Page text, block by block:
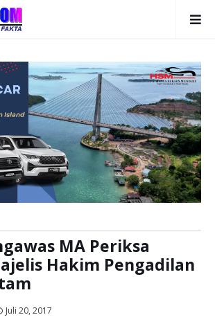
MA Periksa
Hakim Pengadilan
Juli 20, 2017